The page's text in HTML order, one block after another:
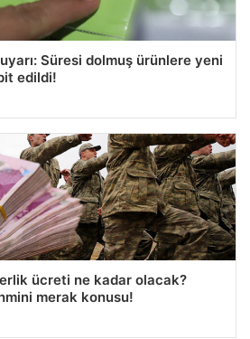
uyarı: Süresi dolmuş ürünlere yeni
edildi!
ücreti ne kadar olacak?
merak konusu!